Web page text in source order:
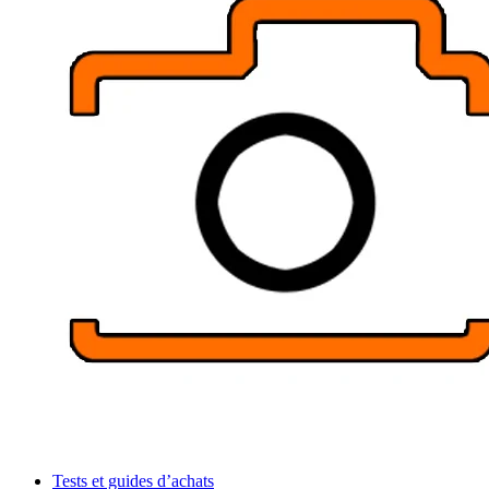
Tests et guides d’achats